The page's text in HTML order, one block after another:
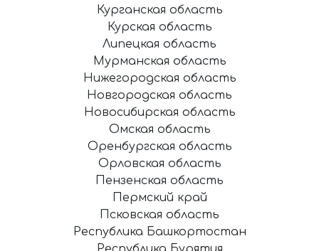
Курганская область
Курская область
Липецкая область
Мурманская область
Нижегородская область
Новгородская область
Новосибирская область
Омская область
Оренбургская область
Орловская область
Пензенская область
Пермский край
Псковская область
Республика Башкортостан